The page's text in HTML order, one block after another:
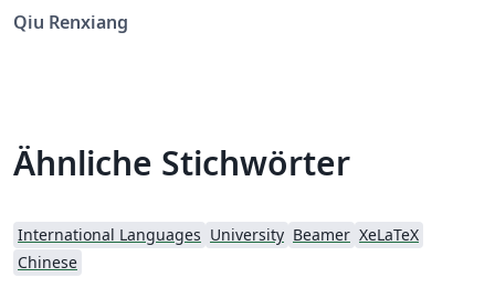
Qiu Renxiang
Ähnliche Stichwörter
International Languages University Beamer XeLaTeX
Chinese